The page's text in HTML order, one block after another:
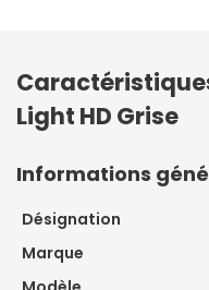
Light HD Grise
Informations
Désignation
Marque